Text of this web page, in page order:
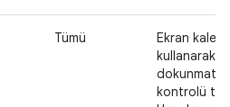
Tümü
Ekran kalemi
kullanarak
dokunmatik
kontrolü